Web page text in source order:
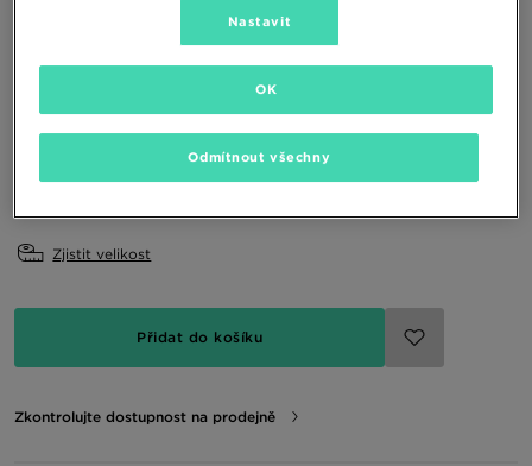
EU US
36 37 38 39 40
Zjistit velikost
Přidat do košíku
Zkontrolujte dostupnost na prodejně
Nastavit
Odmítnout všechny
OK